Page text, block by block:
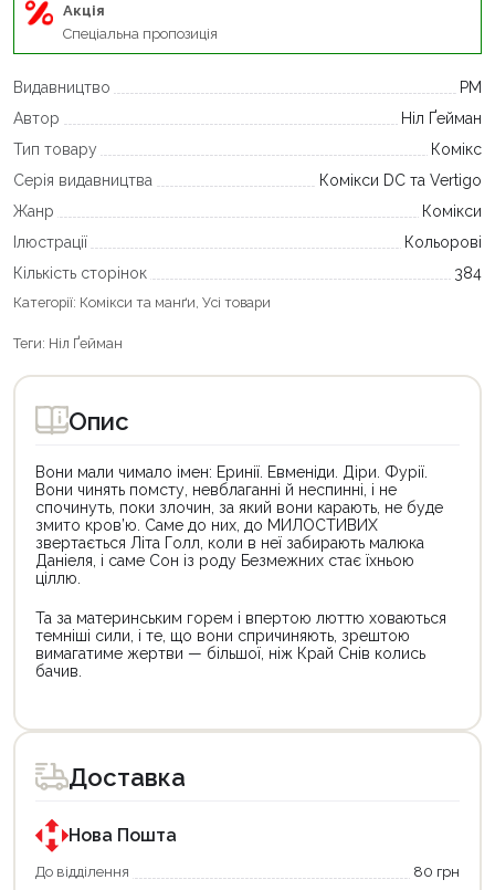
Акція
Спеціальна пропозиція
Видавництво
РМ
Автор
Ніл Ґейман
Тип товару
Комікс
Серія видавництва
Комікси DC та Vertigo
Жанр
Комікси
Ілюстрації
Кольорові
Кількість сторінок
384
Категорії: Комікси та манґи Усі товари
Теги: Ніл Ґейман
Опис
Вони мали чимало імен: Еринії. Евменіди. Діри. Фурії.
Вони чинять помсту, невблаганні й неспинні, і не
спочинуть, поки злочин, за який вони карають, не буде
змито кров’ю. Саме до них, до МИЛОСТИВИХ
звертається Літа Голл, коли в неї забирають малюка
Даніеля, і саме Сон із роду Безмежних стає їхньою
ціллю.
Та за материнським горем і впертою люттю ховаються
темніші сили, і те, що вони спричиняють, зрештою
вимагатиме жертви — більшої, ніж Край Снів колись
бачив.
товар
для
покупки
державною
програмою
єКнига.
Використовуйте
Доставка
Нова Пошта
До відділення 80 грн